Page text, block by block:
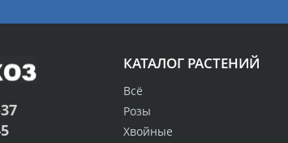
КАТАЛОГ РАСТЕНИЙ
Всё
Розы
Хвойные